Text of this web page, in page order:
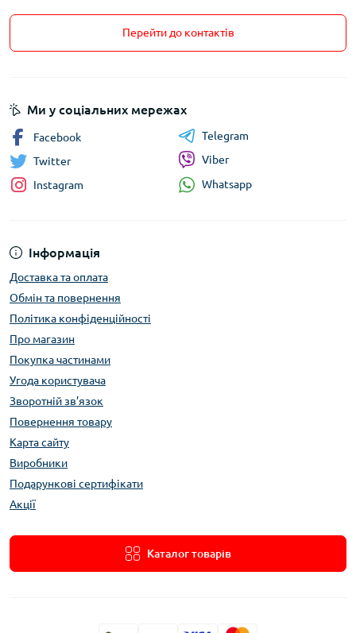
Перейти до контактів
Інформація
Доставка та оплата
Обмін та повернення
Політика конфіденційності
Про магазин
Покупка частинами
Угода користувача
Зворотній зв’язок
Повернення товару
Карта сайту
Виробники
Подарункові сертифікати
Акції
Каталог товарів
Ми у соціальних мережах
Facebook
Twitter
Instagram
Telegram
Viber
Whatsapp